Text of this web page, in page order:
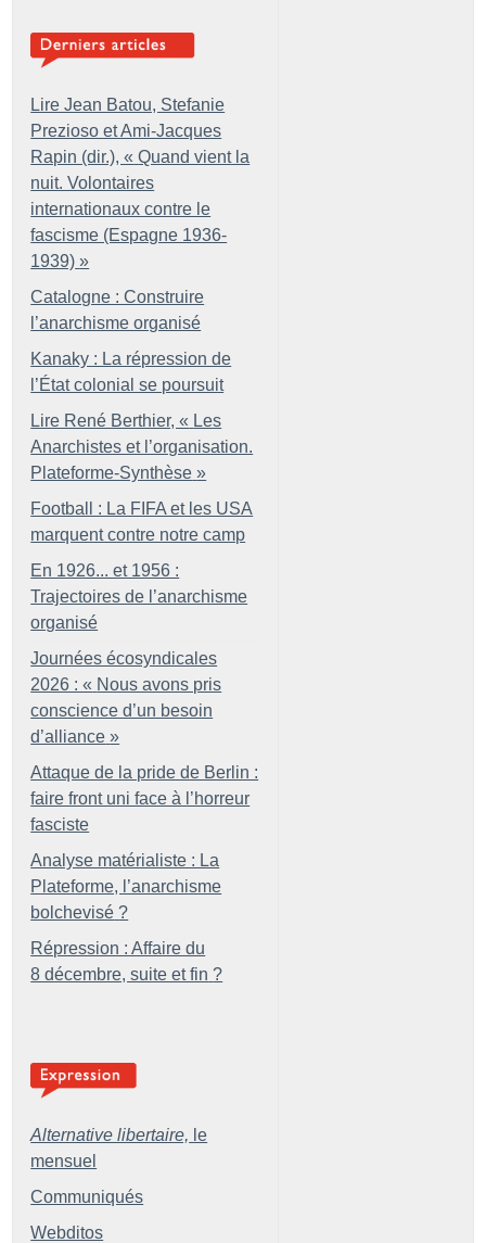
Lire Jean Batou, Stefanie
Prezioso et Ami-Jacques
Rapin (dir.), « Quand vient la
nuit. Volontaires
internationaux contre le
fascisme (Espagne 1936-
1939) »
Catalogne : Construire
l’anarchisme organisé
Kanaky : La répression de
l’État colonial se poursuit
Lire René Berthier, « Les
Anarchistes et l’organisation.
Plateforme-Synthèse »
Football : La FIFA et les USA
marquent contre notre camp
En 1926... et 1956 :
Trajectoires de l’anarchisme
organisé
Journées écosyndicales
2026 : « Nous avons pris
conscience d’un besoin
d’alliance »
Attaque de la pride de Berlin :
faire front uni face à l’horreur
fasciste
Analyse matérialiste : La
Plateforme, l’anarchisme
bolchevisé ?
Répression : Affaire du
8 décembre, suite et fin ?
Alternative libertaire, le
mensuel
Communiqués
Webditos